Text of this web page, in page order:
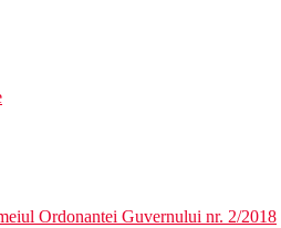
Ordonantei Guvernului nr. 2/2018